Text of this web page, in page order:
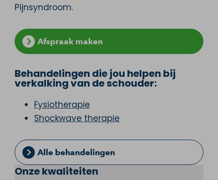
Pijnsyndroom.
Afspraak maken
Behandelingen die jou helpen bij
verkalking van de schouder:
Fysiotherapie
Shockwave therapie
Alle behandelingen
Onze kwaliteiten